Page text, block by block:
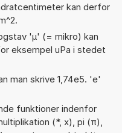
kan derfor
'µ' (= mikro) kan
eksempel uPa i stedet
man skrive 1,74e5. 'e'
funktioner indenfor
(*, x), pi (π),